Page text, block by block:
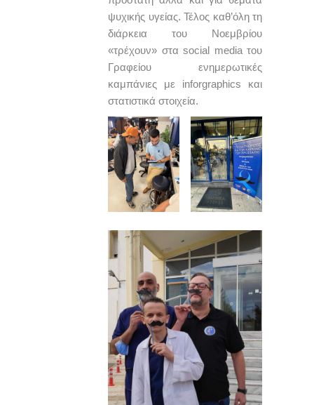
ψυχικής υγείας. Τέλος καθ’όλη τη
διάρκεια του Νοεμβρίου
«τρέχουν» στα social media του
Γραφείου ενημερωτικές
καμπάνιες με inforgraphics και
στατιστικά στοιχεία.